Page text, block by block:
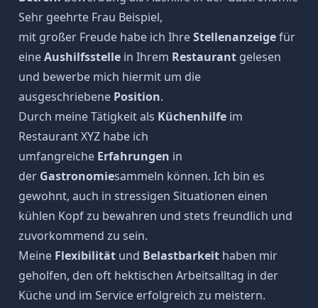
Sehr geehrte Frau Beispiel,
mit großer Freude habe ich IhreStellenanzeigefür
eineAushilfsstellein Ihrem Restaurantgelesen
und bewerbe mich hiermit um die
ausgeschriebene Position.
Durch meine Tätigkeit als Küchenhilfeim
Restaurant XYZ habe ich
umfangreiche Erfahrungen in
der Gastronomiesammeln können. Ich bin es
gewohnt, auch in stressigen Situationen einen
kühlen Kopf zu bewahren und stets freundlich und
zuvorkommend zu sein.
Meine Flexibilitätund Belastbarkeithaben mir
geholfen, den oft hektischen Arbeitsalltag in der
Küche und im Service erfolgreich zu meistern.